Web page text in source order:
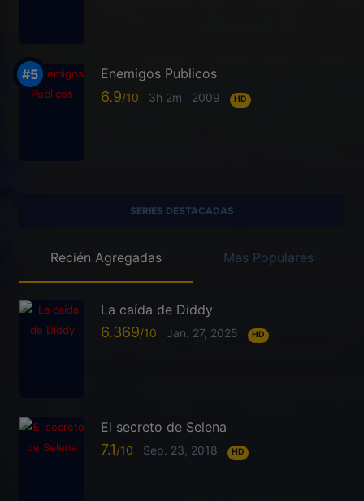
Enemigos Publicos
6.9 3h 2m 2009 HD
SERIES DESTACADAS
Recién Agregadas Mas Populares
La caída de Diddy
6.369 Jan. 27, 2025 HD
El secreto de Selena
7.1 Sep. 23, 2018 HD